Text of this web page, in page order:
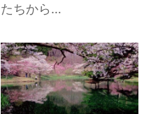
たちから…
半田山自然公園 の詳細
はこちら